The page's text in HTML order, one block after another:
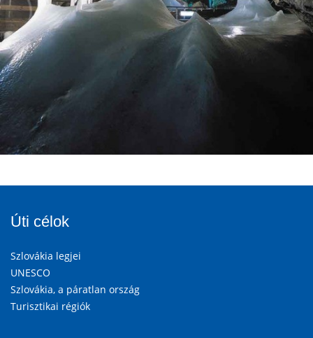
Úti célok
Szlovákia legjei
UNESCO
Szlovákia, a páratlan ország
Turisztikai régiók